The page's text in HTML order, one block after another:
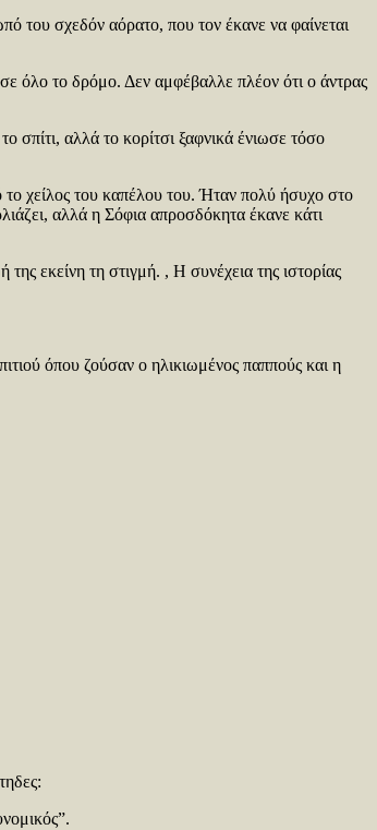
του σχεδόν αόρατο, που τον έκανε να φαίνεται
όλο το δρόμο. Δεν αμφέβαλλε πλέον ότι ο άντρας
σπίτι, αλλά το κορίτσι ξαφνικά ένιωσε τόσο
το χείλος του καπέλου του. Ήταν πολύ ήσυχο στο
αλλά η Σόφια απροσδόκητα έκανε κάτι
εκείνη τη στιγμή. , Η συνέχεια της ιστορίας
όπου ζούσαν ο ηλικιωμένος παππούς και η